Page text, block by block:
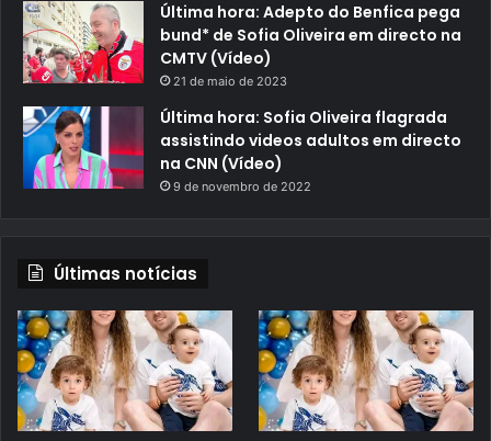
Última hora: Adepto do Benfica pega
bund* de Sofia Oliveira em directo na
CMTV (Vídeo)
21 de maio de 2023
Última hora: Sofia Oliveira flagrada
assistindo videos adultos em directo
na CNN (Vídeo)
9 de novembro de 2022
Últimas notícias